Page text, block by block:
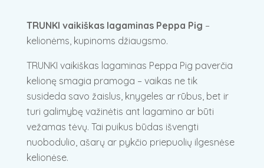
TRUNKI vaikiškas lagaminas Peppa Pig –
kelionėms, kupinoms džiaugsmo.
TRUNKI vaikiškas lagaminas Peppa Pig paverčia
kelionę smagia pramoga – vaikas ne tik
susideda savo žaislus, knygeles ar rūbus, bet ir
turi galimybę važinėtis ant lagamino ar būti
vežamas tėvų. Tai puikus būdas išvengti
nuobodulio, ašarų ar pykčio priepuolių ilgesnėse
kelionėse.